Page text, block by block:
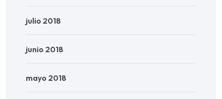
julio 2018
junio 2018
mayo 2018